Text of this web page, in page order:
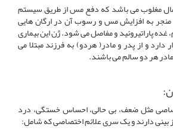
مغلوب می باشد که دفع مس از طریق سیستم
به افزایش مس و رسوب آن در ارگان هایی
غده پاراتیروئید و مفاصل می شود. ژن این بیماری
کروموزوم 13 قرار دارد و از پدر و مادر( هردو) به فرزند مبتلا می
هر دو سالم می باشند.
مثل ضعف، بی حالی، احساس خستگی، درد
بینی دارند و یک سری علائم اختصاصی که شامل: